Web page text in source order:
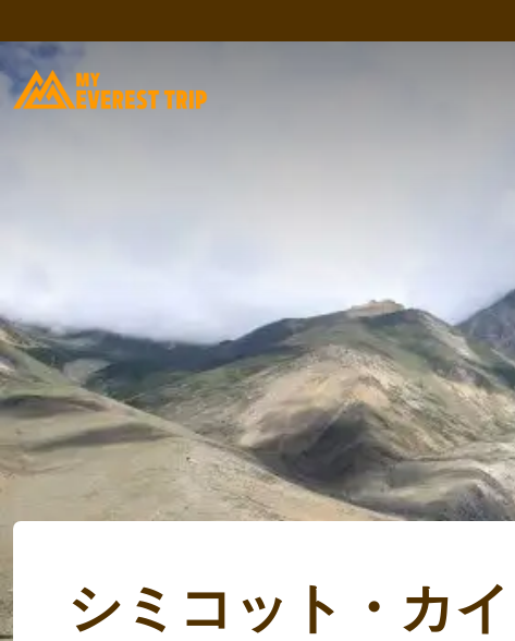
シミコット・カ